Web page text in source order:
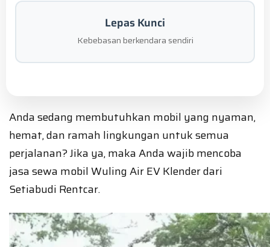
Lepas Kunci
Kebebasan berkendara sendiri
Anda sedang membutuhkan mobil yang nyaman,
hemat, dan ramah lingkungan untuk semua
perjalanan? Jika ya, maka Anda wajib mencoba
jasa sewa mobil Wuling Air EV Klender dari
Setiabudi Rentcar.